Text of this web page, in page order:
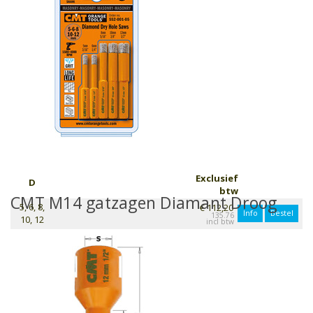
D
Exclusief
btw
5, 6, 8,
10, 12
€ 112,20
135.76 Info Bestel
CMT M14 gatzagen Diamant Droog